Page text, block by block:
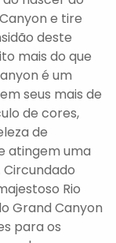
e tire
deste
mais do que
é um
seus mais de
de cores,
de
atingem uma
Rio
Grand Canyon
para os